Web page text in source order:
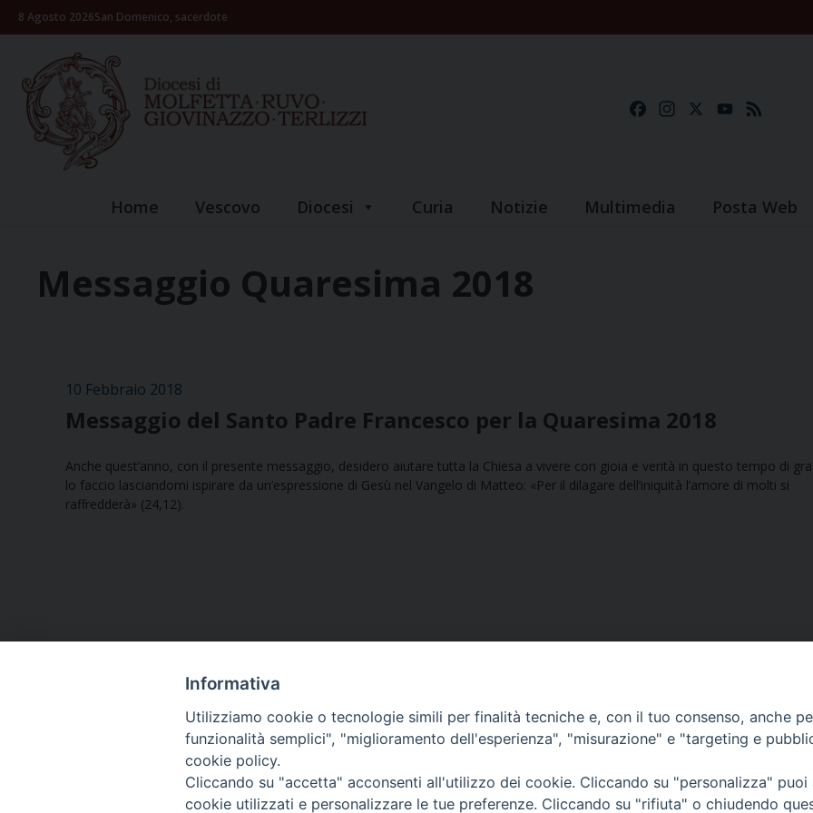
Skip8 Agosto 2026San Domenico, sacerdote
FacebookInstagramYouTube
Home Vescovo Diocesi Curia Notizie Multimedia Posta Web
Messaggio Quaresima 2018
10 Febbraio 2018
Messaggio del Santo Padre Francesco per la Quaresima 2018
Anche quest’anno, con il presente messaggio, desidero aiutare tutta la Chiesa a vivere con gioia e verità in questo tempo di
lo faccio lasciandomi ispirare da un’espressione di Gesù nel Vangelo di Matteo: «Per il dilagare dell’iniquità l’amore di molti si
raffredderà» (24,12).
Ufficio Comunicazioni sociali
Informativa
Utilizziamo cookie o tecnologie simili per finalità tecniche e, con il tuo consenso, anche
funzionalità semplici", "miglioramento dell'esperienza", "misurazione" e "targeting e
cookie policy.
Cliccando su "accetta" acconsenti all'utilizzo dei cookie. Cliccando su "personalizza"
cookie utilizzati e personalizzare le tue preferenze. Cliccando su "rifiuta" o chiudendo